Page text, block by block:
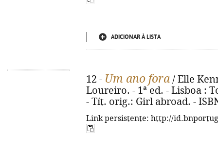
ADICIONAR À LISTA
12 - Um ano fora / Elle
Loureiro. - 1ª ed. - Lisboa :
- Tít. orig.: Girl abroad. -
Link persistente: http://